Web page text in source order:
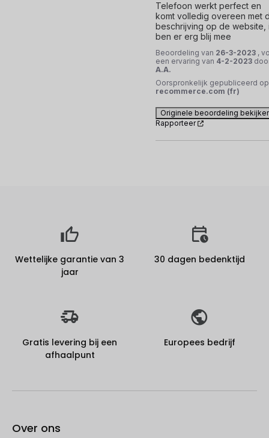
Telefoon werkt perfect en
komt volledig overeen met
beschrijving op de website,
ben er erg blij mee
Beoordeling van 26-3-2023 ,
een ervaring van 4-2-2023
A.A.
Oorspronkelijk gepubliceerd op
recommerce.com (fr)
Originele beoordeling
Rapporteer
Wettelijke garantie van 3
jaar
30 dagen bedenktijd
Gratis levering bij een
afhaalpunt
Europees bedrijf
Over ons